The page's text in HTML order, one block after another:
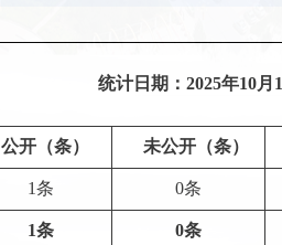
统计日期：2025年10月1
公开（条） 未公开（条）
1条 0条
1条 0条